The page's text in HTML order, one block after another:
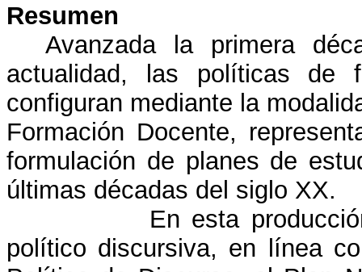
Resumen
Avanzada la primera
actualidad, las políticas de
configuran mediante la
Formación Docente,
formulación de planes de
últimas décadas del siglo XX.
En esta
político discursiva, en línea